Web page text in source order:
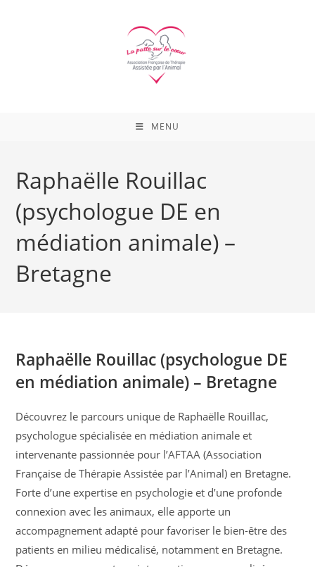
MENU
Raphaëlle Rouillac
(psychologue DE en
médiation animale) –
Bretagne
Raphaëlle Rouillac (psychologue DE
en médiation animale) – Bretagne
Découvrez le parcours unique de Raphaëlle Rouillac,
psychologue spécialisée en médiation animale et
intervenante passionnée pour l’AFTAA (Association
Française de Thérapie Assistée par l’Animal) en Bretagne.
Forte d’une expertise en psychologie et d’une profonde
connexion avec les animaux, elle apporte un
accompagnement adapté pour favoriser le bien-être des
patients en milieu médicalisé, notamment en Bretagne.